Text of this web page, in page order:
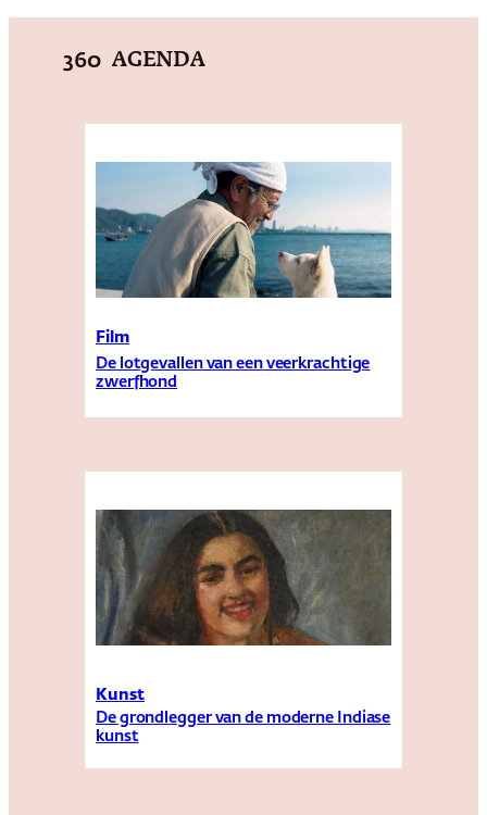
360 AGENDA
Film
De lotgevallen van een veerkrachtige
zwerfhond
Kunst
De grondlegger van de moderne Indiase
kunst